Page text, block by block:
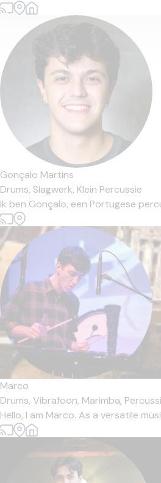
Gonçalo Martins
Drums, Slagwerk, Klein Percussie
Ik ben Gonçalo, een Portugese
Marco
Drums, Vibrafoon, Marimba,
Hello, I am Marco. As a versatile